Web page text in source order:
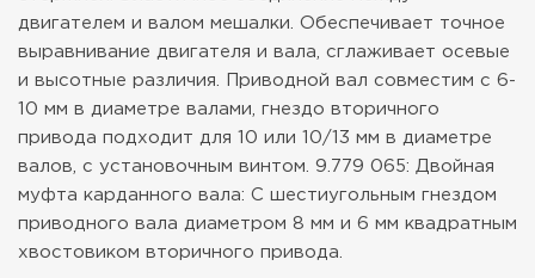
двигателем и валом мешалки. Обеспечивает точное
выравнивание двигателя и вала, сглаживает осевые
и высотные различия. Приводной вал совместим с 6-
10 мм в диаметре валами, гнездо вторичного
привода подходит для 10 или 10/13 мм в диаметре
валов, с установочным винтом.
9.779 065: Двойная
муфта карданного вала: С шестиугольным гнездом
приводного вала диаметром 8 мм и 6 мм квадратным
хвостовиком вторичного привода.